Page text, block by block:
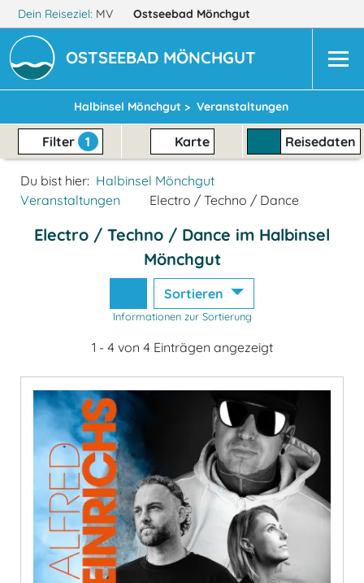
Dein Reiseziel: MV Ostseebad Mönchgut
OSTSEEBAD MÖNCHGUT
Halbinsel Mönchgut > Veranstaltungen
Filter 1 Karte Reisedaten
Du bist hier: Halbinsel Mönchgut
Veranstaltungen
Electro / Techno / Dance
Electro / Techno / Dance im Halbinsel
Mönchgut
Sortieren
Informationen zur Sortierung
1 - 4 von 4 Einträgen angezeigt